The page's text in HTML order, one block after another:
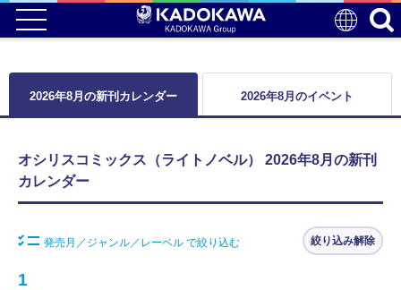
2026年8月の新刊カレンダー 2026年8月のイベント
オシリスコミックス（ライトノベル） 2026年8月の新刊
カレンダー
発売月／ジャンル／レーベル で絞り込む 絞り込み解除
1